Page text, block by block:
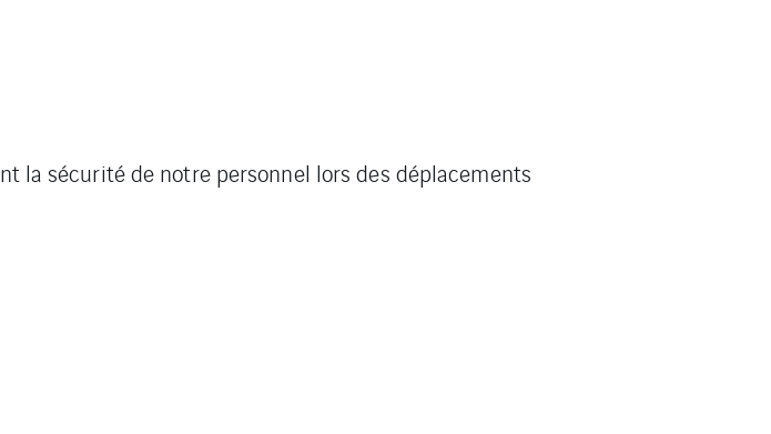
la sécurité de notre personnel lors des déplacements